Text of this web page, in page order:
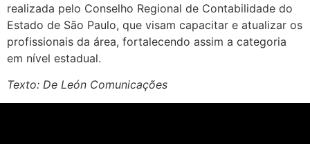
realizada pelo Conselho Regional de Contabilidade do
Estado de São Paulo, que visam capacitar e atualizar os
profissionais da área, fortalecendo assim a categoria
em nível estadual.
Texto: De León Comunicações